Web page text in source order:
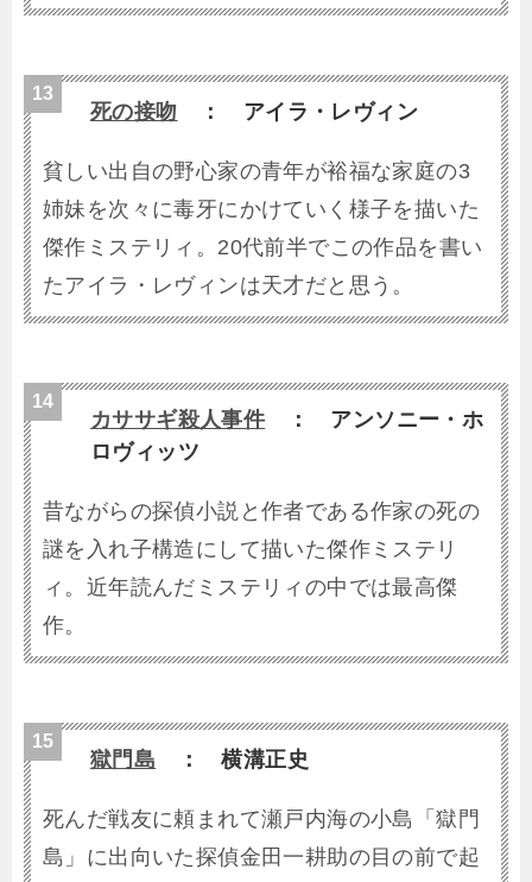
死の接吻 ： アイラ・レヴィン
貧しい出自の野心家の青年が裕福な家庭の3
姉妹を次々に毒牙にかけていく様子を描いた
傑作ミステリィ。20代前半でこの作品を書い
たアイラ・レヴィンは天才だと思う。
カササギ殺人事件： アンソニー・ホ
ロヴィッツ
昔ながらの探偵小説と作者である作家の死の
謎を入れ子構造にして描いた傑作ミステリ
ィ。近年読んだミステリィの中では最高傑
作。
獄門島 ： 横溝正史
死んだ戦友に頼まれて瀬戸内海の小島「獄門
島」に出向いた探偵金田一耕助の目の前で起